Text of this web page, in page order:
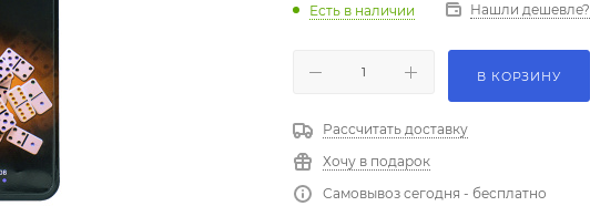
Есть в наличии Нашли дешевле?
В КОРЗИНУ
Рассчитать доставку
Хочу в подарок
Самовывоз сегодня - бесплатно